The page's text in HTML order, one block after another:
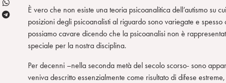
a
e
d
w
iT
È vero che non esiste una teoria psicoanalitica dell’autismo su
posizioni degli psicoanalisti al riguardo sono variegate e
possiamo cavare dicendo che la psicoanalisi non è
speciale per la nostra disciplina.
Per decenni –nella seconda metà del secolo scorso- sono
veniva descritto essenzialmente come risultato di difese